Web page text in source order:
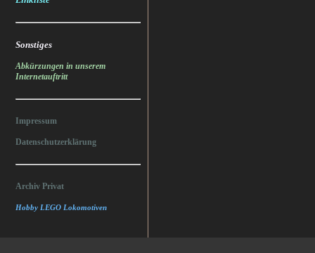
Sonstiges
Abkürzungen in unserem
Internetauftritt
Impressum
Datenschutzerklärung
Archiv Privat
Hobby LEGO Lokomotiven